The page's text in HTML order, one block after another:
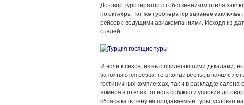
Договор туроператор с собственником отеля
по октябрь. Тот же туроператор заранее
рейсов с ведущими авиакомпаниями. Исходя из
отелей.
И если в сезон, июнь с прилегающими декадами,
заполняются резво, то в конце весны, в начале
гостиничных комплексах, так и в раскладке
номера в отелях, то есть соблюсти условия
сбрасывать цену на продаваемые туры, условно